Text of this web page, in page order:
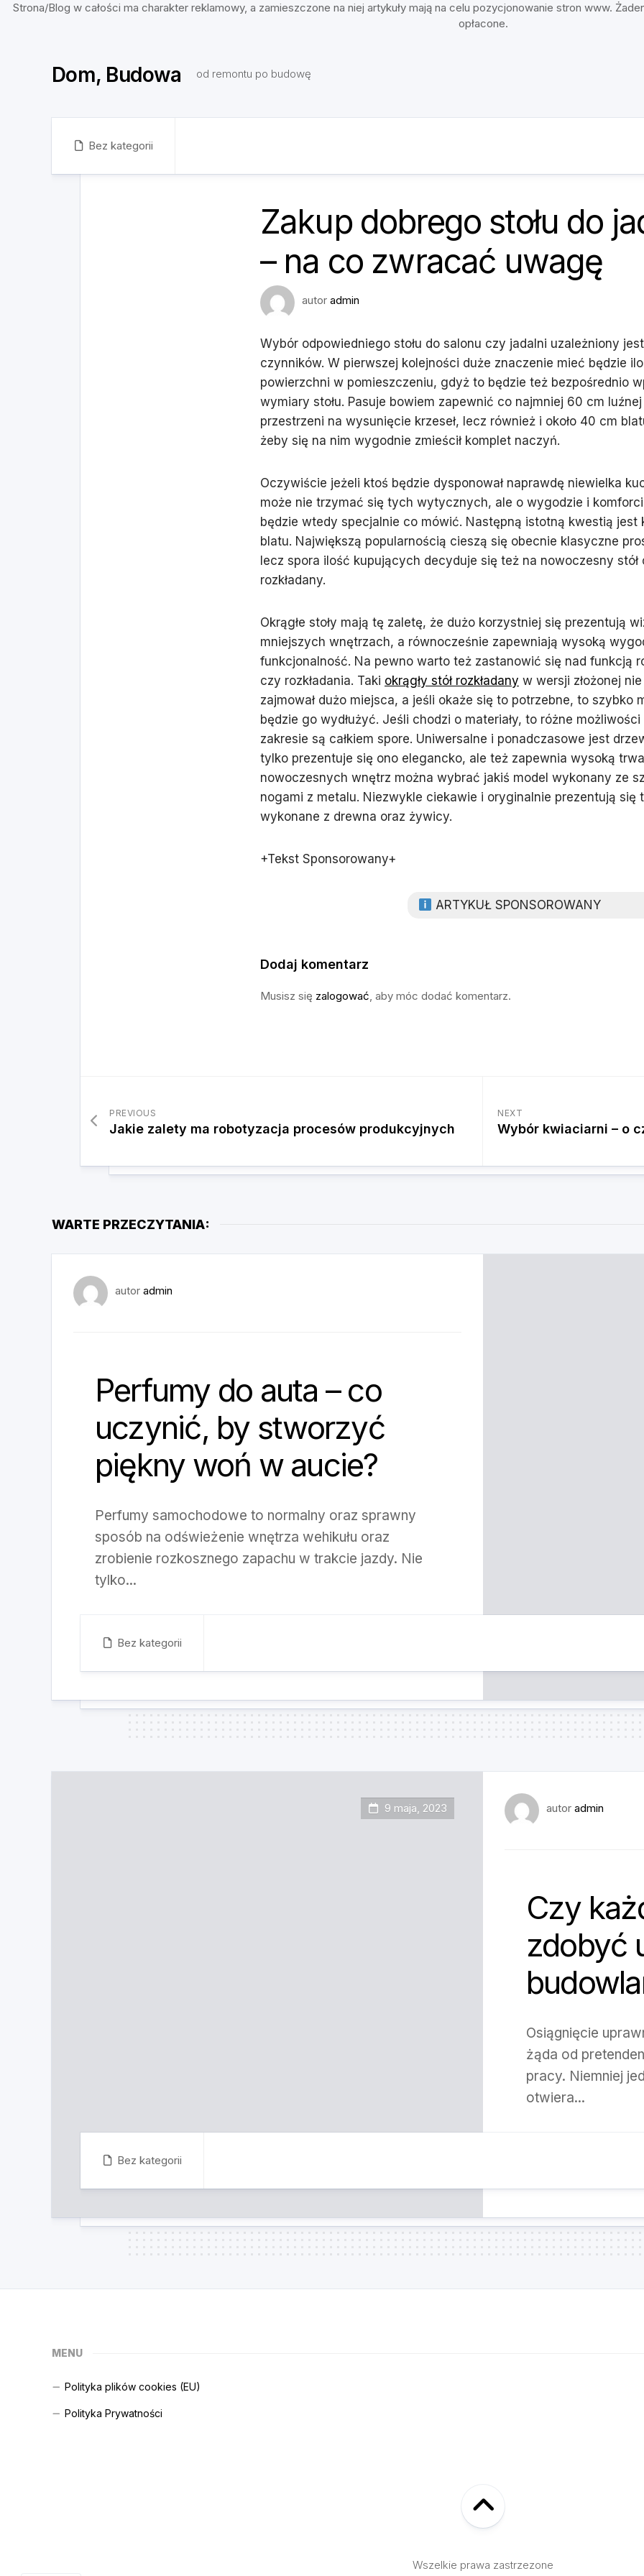
Strona/Blog w całości ma charakter reklamowy, a zamieszczone na niej artykuły mają na celu pozycjonowanie stron www.
opłacone.
Dom, Budowa od remontu po budowę
Bez kategorii
Zakup dobrego stołu do
– na co zwracać uwagę
autor admin
Wybór odpowiedniego stołu do salonu czy jadalni uzależniony
czynników. W pierwszej kolejności duże znaczenie mieć będzie
powierzchni w pomieszczeniu, gdyż to będzie też bezpośrednio
wymiary stołu. Pasuje bowiem zapewnić co najmniej 60 cm luźnej
przestrzeni na wysunięcie krzeseł, lecz również i około 40 cm
żeby się na nim wygodnie zmieścił komplet naczyń.
Oczywiście jeżeli ktoś będzie dysponował naprawdę niewielka
może nie trzymać się tych wytycznych, ale o wygodzie i
będzie wtedy specjalnie co mówić. Następną istotną kwestią jest
blatu. Największą popularnością cieszą się obecnie klasyczne
lecz spora ilość kupujących decyduje się też na nowoczesny stół
rozkładany.
Okrągłe stoły mają tę zaletę, że dużo korzystniej się prezentują
mniejszych wnętrzach, a równocześnie zapewniają wysoką
funkcjonalność. Na pewno warto też zastanowić się nad funkcją
czy rozkładania. Taki okrągły stół rozkładany w wersji złożonej
zajmował dużo miejsca, a jeśli okaże się to potrzebne, to szybko
będzie go wydłużyć. Jeśli chodzi o materiały, to różne
zakresie są całkiem spore. Uniwersalne i ponadczasowe jest
tylko prezentuje się ono elegancko, ale też zapewnia wysoką
nowoczesnych wnętrz można wybrać jakiś model wykonany ze
nogami z metalu. Niezwykle ciekawie i oryginalnie prezentują się
wykonane z drewna oraz żywicy.
+Tekst Sponsorowany+
ARTYKUŁ SPONSOROWANY
Dodaj komentarz
Musisz się zalogować, aby móc dodać komentarz.
NEXT
Wybór kwiaciarni – o
PREVIOUS
Jakie zalety ma robotyzacja procesów produkcyjnych
WARTE PRZECZYTANIA:
autor admin
Perfumy do auta – co
uczynić, by stworzyć
piękny woń w aucie?
Perfumy samochodowe to normalny oraz sprawny
sposób na odświeżenie wnętrza wehikułu oraz
zrobienie rozkosznego zapachu w trakcie jazdy. Nie
tylko...
Bez kategorii
9 maja, 2023 autor admin
Czy
zdobyć
Osiągnięcie
żąda od
pracy. Niemniej
otwiera...
Bez kategorii
MENU
Polityka plików cookies (EU)
Polityka Prywatności
Wszelkie prawa zastrzezone